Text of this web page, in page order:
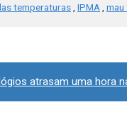
temperaturas IPMA mau
atrasam uma hora